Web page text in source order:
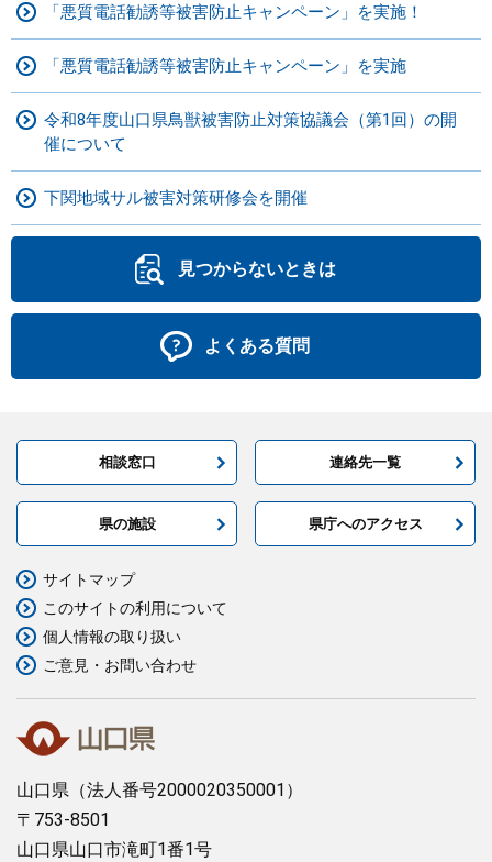
「悪質電話勧誘等被害防止キャンペーン」を実施！
「悪質電話勧誘等被害防止キャンペーン」を実施
令和8年度山口県鳥獣被害防止対策協議会（第1回）の開
催について
下関地域サル被害対策研修会を開催
見つからないときは
よくある質問
相談窓口 連絡先一覧
県の施設 県庁へのアクセス
山口県 （法人番号2000020350001）
〒753-8501
山口県山口市滝町1番1号
サイトマップ
このサイトの利用について
個人情報の取り扱い
ご意見・お問い合わせ